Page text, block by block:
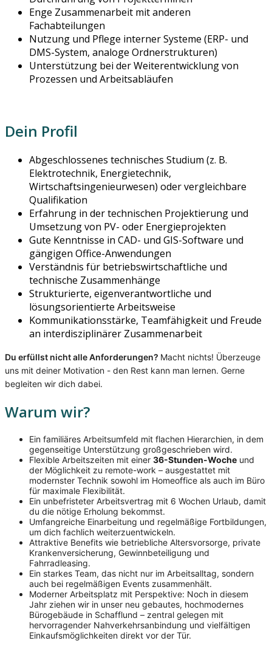
Enge Zusammenarbeit mit anderen
Fachabteilungen
Nutzung und Pflege interner Systeme (ERP- und
DMS-System, analoge Ordnerstrukturen)
Unterstützung bei der Weiterentwicklung von
Prozessen und Arbeitsabläufen
Dein Profil
Abgeschlossenes technisches Studium (z. B.
Elektrotechnik, Energietechnik,
Wirtschaftsingenieurwesen) oder vergleichbare
Qualifikation
Erfahrung in der technischen Projektierung und
Umsetzung von PV- oder Energieprojekten
Gute Kenntnisse in CAD- und GIS-Software und
gängigen Office-Anwendungen
Verständnis für betriebswirtschaftliche und
technische Zusammenhänge
Strukturierte, eigenverantwortliche und
lösungsorientierte Arbeitsweise
Kommunikationsstärke, Teamfähigkeit und Freude
an interdisziplinärer Zusammenarbeit
Du erfüllst nicht alle Anforderungen? Macht nichts! Überzeuge
uns mit deiner Motivation - den Rest kann man lernen. Gerne
begleiten wir dich dabei.
Warum wir?
Ein familiäres Arbeitsumfeld mit flachen Hierarchien, in dem
gegenseitige Unterstützung großgeschrieben wird.
Flexible Arbeitszeiten mit einer 36-Stunden-Woche und
der Möglichkeit zu remote-work – ausgestattet mit
modernster Technik sowohl im Homeoffice als auch im Büro
für maximale Flexibilität.
Ein unbefristeter Arbeitsvertrag mit 6 Wochen Urlaub, damit
du die nötige Erholung bekommst.
Umfangreiche Einarbeitung und regelmäßige Fortbildungen,
um dich fachlich weiterzuentwickeln.
Attraktive Benefits wie betriebliche Altersvorsorge, private
Krankenversicherung, Gewinnbeteiligung und
Fahrradleasing.
Ein starkes Team, das nicht nur im Arbeitsalltag, sondern
auch bei regelmäßigen Events zusammenhält.
Moderner Arbeitsplatz mit Perspektive: Noch in diesem
Jahr ziehen wir in unser neu gebautes, hochmodernes
Bürogebäude in Schafflund – zentral gelegen mit
hervorragender Nahverkehrsanbindung und vielfältigen
Einkaufsmöglichkeiten direkt vor der Tür.